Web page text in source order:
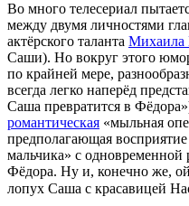
Во много телесериал
между двумя личностями
актёрского таланта Михаила
Саши). Но вокруг этого
по крайней мере,
всегда легко наперёд
Саша превратится в
романтическая «мыльная
предполагающая
мальчика» с одновременной
Фёдора. Ну и, конечно же, ой
лопух Саша с красавицей